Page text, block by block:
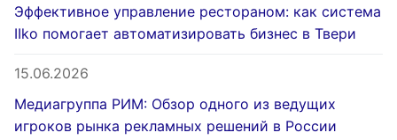
Эффективное управление рестораном: как система
IIko помогает автоматизировать бизнес в Твери
15.06.2026
Медиагруппа РИМ: Обзор одного из ведущих
игроков рынка рекламных решений в России